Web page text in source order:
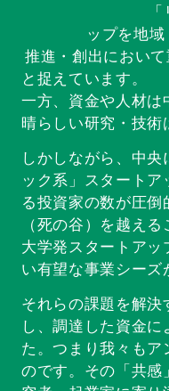
ップを地
推進・創出におい
と捉えています。
一方、資金や人材は
晴らしい研究・技術
しかしながら、中
ック系」スタート
る投資家の数が圧
（死の谷）を越え
大学発スタートアッ
い有望な事業シーズ
それらの課題を解決
し、調達した資金
た。つまり我々もア
のです。その「共感